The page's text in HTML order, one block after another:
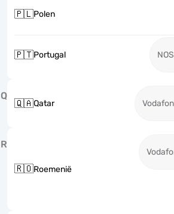
🇵🇱Polen
🇵🇹Portugal NOS
Q
🇶🇦Qatar
R
🇷🇴Roemenië